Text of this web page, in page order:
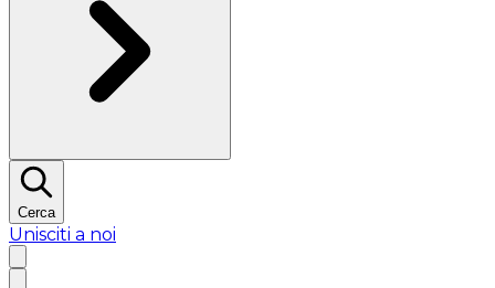
Cerca
Unisciti a noi